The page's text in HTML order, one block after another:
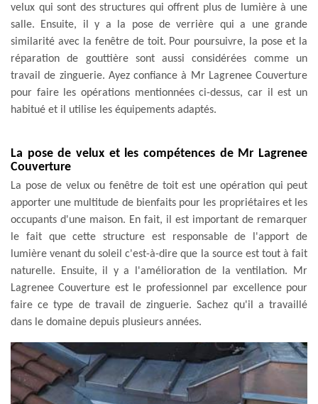
velux qui sont des structures qui offrent plus de lumière à une
salle. Ensuite, il y a la pose de verrière qui a une grande
similarité avec la fenêtre de toit. Pour poursuivre, la pose et la
réparation de gouttière sont aussi considérées comme un
travail de zinguerie. Ayez confiance à Mr Lagrenee Couverture
pour faire les opérations mentionnées ci-dessus, car il est un
habitué et il utilise les équipements adaptés.
La pose de velux et les compétences de Mr Lagrenee
Couverture
La pose de velux ou fenêtre de toit est une opération qui peut
apporter une multitude de bienfaits pour les propriétaires et les
occupants d'une maison. En fait, il est important de remarquer
le fait que cette structure est responsable de l'apport de
lumière venant du soleil c'est-à-dire que la source est tout à fait
naturelle. Ensuite, il y a l'amélioration de la ventilation. Mr
Lagrenee Couverture est le professionnel par excellence pour
faire ce type de travail de zinguerie. Sachez qu'il a travaillé
dans le domaine depuis plusieurs années.